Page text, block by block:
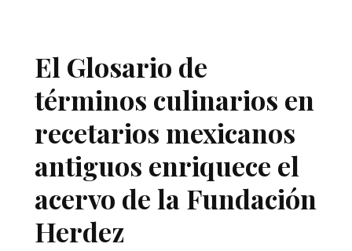
El Glosario de
términos culinarios en
recetarios mexicanos
antiguos enriquece el
acervo de la Fundación
Herdez